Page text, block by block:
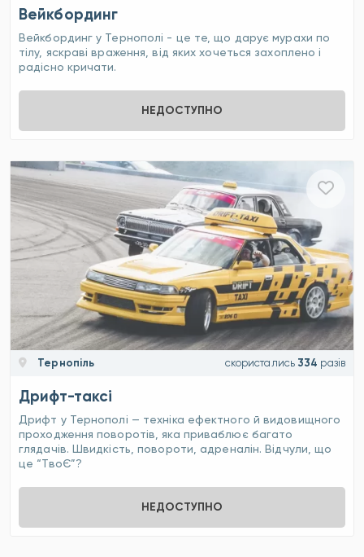
Вейкбординг
Вейкбординг у Тернополі - це те, що дарує мурахи по
тілу, яскраві враження, від яких хочеться захоплено і
радісно кричати.
НЕДОСТУПНО
Тернопіль скористались 334 разів
Дрифт-таксі
Дрифт у Тернополі — техніка ефектного й видовищного
проходження поворотів, яка приваблює багато
глядачів. Швидкість, повороти, адреналін. Відчули, що
це “ТвоЄ”?
НЕДОСТУПНО